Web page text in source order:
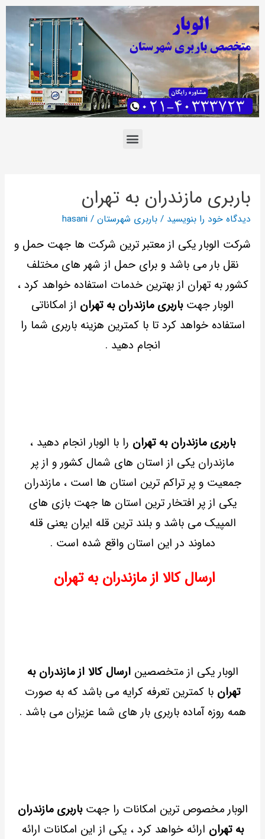
باربری مازندران به تهران
دیدگاه‌ خود را بنویسید / باربری شهرستان/
hasani
شرکت الوبار یکی از معتبر ترین شرکت ها جهت حمل و
نقل بار می باشد و برای حمل از شهر های مختلف
کشور به تهران از بهترین خدمات استفاده خواهد کرد ،
الوبار جهتباربری مازندران به تهران از امکاناتی
استفاده خواهد کرد تا با کمترین هزینه باربری شما را
انجام دهید .
باربری مازندران به تهران را با الوبار انجام دهید ،
مازندران یکی از استان های شمال کشور و از پر
جمعیت و پر تراکم ترین استان ها است ، مازندران
یکی از پر افتخار ترین استان ها جهت بازی های
المپیک می باشد و بلند ترین قله ایران یعنی قله
دماوند در این استان واقع شده است .
ارسال کالا از مازندران به تهران
الوبار یکی از متخصصینارسال کالا از مازندران به
تهران با کمترین تعرفه کرایه می باشد که به صورت
همه روزه آماده باربری بار های شما عزیزان می باشد .
الوبار مخصوص ترین امکانات را جهتباربری مازندران
به تهران ارائه خواهد کرد ، یکی از این امکانات ارائه